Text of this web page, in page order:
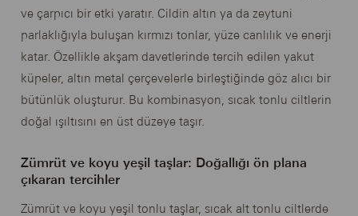
ve çarpıcı bir etki yaratır. Cildin altın ya da zeytuni
parlaklığıyla buluşan kırmızı tonlar, yüze canlılık ve enerji
katar. Özellikle akşam davetlerinde tercih edilen yakut
küpeler, altın metal çerçevelerle birleştiğinde göz alıcı bir
bütünlük oluşturur. Bu kombinasyon, sıcak tonlu ciltlerin
doğal ışıltısını en üst düzeye taşır.
Zümrüt ve koyu yeşil taşlar: Doğallığı ön plana
çıkaran tercihler
Zümrüt ve koyu yeşil tonlu taşlar, sıcak alt tonlu ciltlerde